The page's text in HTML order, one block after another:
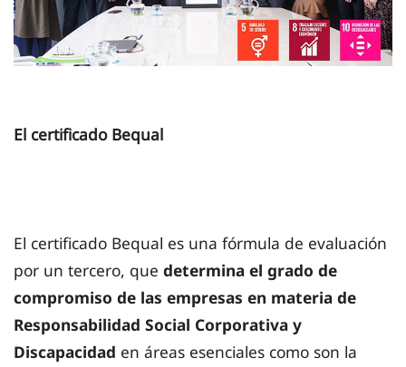
El certificado Bequal
El certificado Bequal es una fórmula de evaluación
por un tercero, que determina el grado de
compromiso de las empresas en materia de
Responsabilidad Social Corporativa y
Discapacidad en áreas esenciales como son la